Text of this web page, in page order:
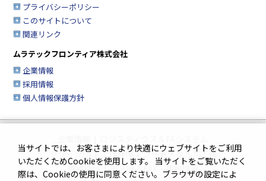
プライバシーポリシー
このサイトについて
関連リンク
ムラテックフロンティア株式会社
企業情報
採用情報
個人情報保護方針
クリーンFA | 工作機械 | シートメタル加工機
繊維機械 | 複合機＆FAX・情報機器
当サイトでは、お客さまにより快適にウェブサイトをご利用
いただくためCookieを使用します。 当サイトをご覧いただく
際は、Cookieの使用に同意ください。ブラウザの設定によ